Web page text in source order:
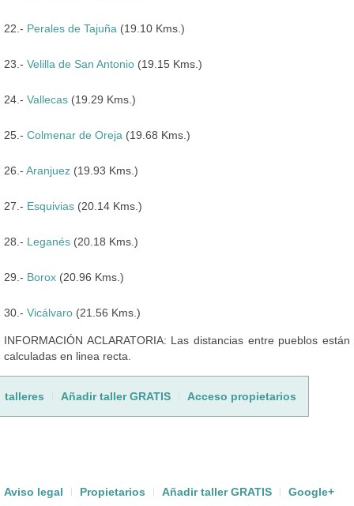
22.- Perales de Tajuña (19.10 Kms.)
23.- Velilla de San Antonio (19.15 Kms.)
24.- Vallecas (19.29 Kms.)
25.- Colmenar de Oreja (19.68 Kms.)
26.- Aranjuez (19.93 Kms.)
27.- Esquivias (20.14 Kms.)
28.- Leganés (20.18 Kms.)
29.- Borox (20.96 Kms.)
30.- Vicálvaro (21.56 Kms.)
INFORMACIÓN ACLARATORIA: Las distancias entre pueblos están
calculadas en linea recta.
talleres Añadir taller GRATIS Acceso propietarios
Aviso legal Propietarios Añadir taller GRATIS Google+